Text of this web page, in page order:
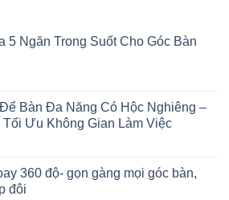
5 Ngăn Trong Suốt Cho Góc Bàn
Bàn Đa Năng Có Hộc Nghiêng –
Tối Ưu Không Gian Làm Việc
360 độ- gọn gàng mọi góc bàn,
đôi